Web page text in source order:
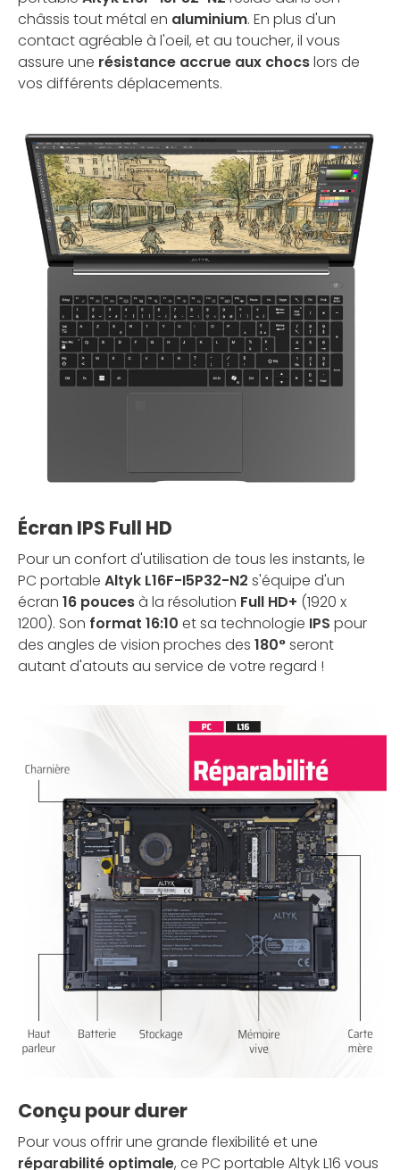
châssis tout métal en aluminium. En plus d'un
contact agréable à l'oeil, et au toucher, il vous
assure une résistance accrue aux chocslors de
vos différents déplacements.
Écran IPS Full HD
Pour un confort d'utilisation de tous les instants, le
PC portable Altyk L16F-I5P32-N2 s'équipe d'un
écran 16 poucesà la résolution Full HD+ (1920 x
1200). Son format 16:10 et sa technologie IPS pour
des angles de vision proches des 180°seront
autant d'atouts au service de votre regard !
Conçu pour durer
Pour vous offrir une grande flexibilité et une
réparabilité optimale, ce PC portable Altyk L16 vous